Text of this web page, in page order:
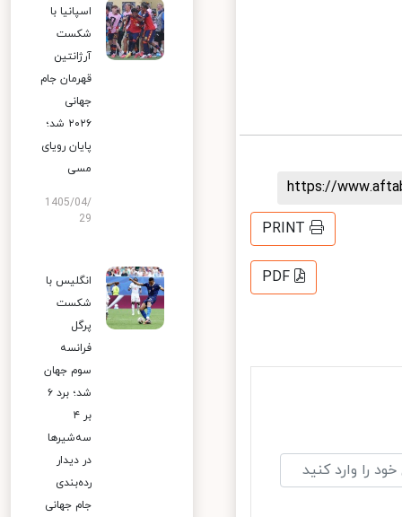
https://
PRINT
PDF
اسپانیا با
شکست
آرژانتین
قهرمان جام
جهانی
۲۰۲۶ شد؛
پایان رویای
مسی
1405/04/
29
انگلیس با
شکست
پرگل
فرانسه
سوم جهان
شد؛ برد ۶
بر ۴
سه‌شیرها
در دیدار
رده‌بندی
جام جهانی